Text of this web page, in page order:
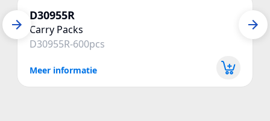
D30955R
Carry Packs
D30955R-600pcs
Meer informatie